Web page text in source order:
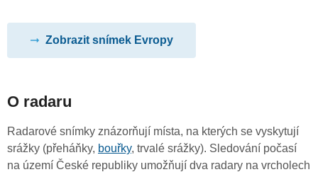
Zobrazit snímek Evropy
O radaru
Radarové snímky znázorňují místa, na kterých se vyskytují
srážky (přeháňky, bouřky, trvalé srážky). Sledování počasí
na území České republiky umožňují dva radary na vrcholech